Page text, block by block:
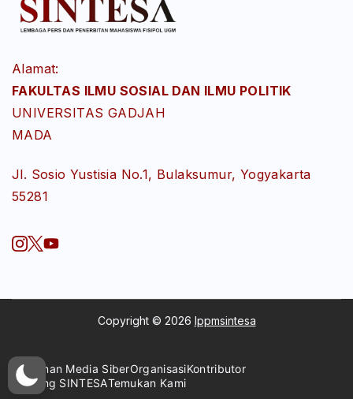
Alamat:
FAKULTAS ILMU SOSIAL DAN ILMU POLITIK
UNIVERSITAS GADJAH
MADA
Jl. Sosio Yustisia No.1, Bulaksumur, Yogyakarta
55281
Copyright © 2026 lppmsintesa
Pedoman Media SiberOrganisasiKontributor
Tentang SINTESATemukan Kami